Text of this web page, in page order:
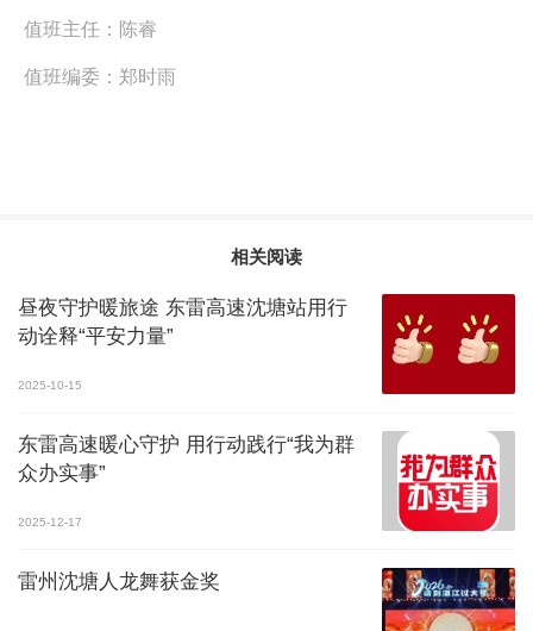
值班主任： 陈睿
值班编委： 郑时雨
相关阅读
昼夜守护暖旅途 东雷高速沈塘站用行
动诠释“平安力量”
2025-10-15
东雷高速暖心守护 用行动践行“我为群
众办实事”
2025-12-17
雷州沈塘人龙舞获金奖